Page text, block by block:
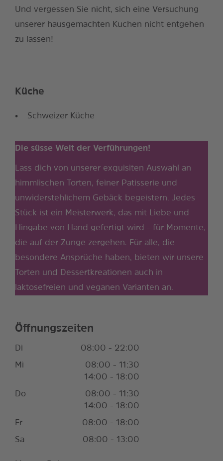
Und vergessen Sie nicht, sich eine Versuchung
unserer hausgemachten Kuchen nicht entgehen
zu lassen!
Küche
Schweizer Küche
Die süsse Welt der Verführungen!
Lass dich von unserer exquisiten Auswahl an
himmlischen Torten, feiner Patisserie und
unwiderstehlichem Gebäck begeistern. Jedes
Stück ist ein Meisterwerk, das mit Liebe und
Hingabe von Hand gefertigt wird - für Momente,
die auf der Zunge zergehen. Für alle, die
besondere Ansprüche haben, bieten wir unsere
Torten und Dessertkreationen auch in
laktosefreien und veganen Varianten an.
Öffnungszeiten
Di
08:00 - 22:00
Mi
08:00 - 11:30
14:00 - 18:00
Do
08:00 - 11:30
14:00 - 18:00
Fr
08:00 - 18:00
Sa
08:00 - 13:00